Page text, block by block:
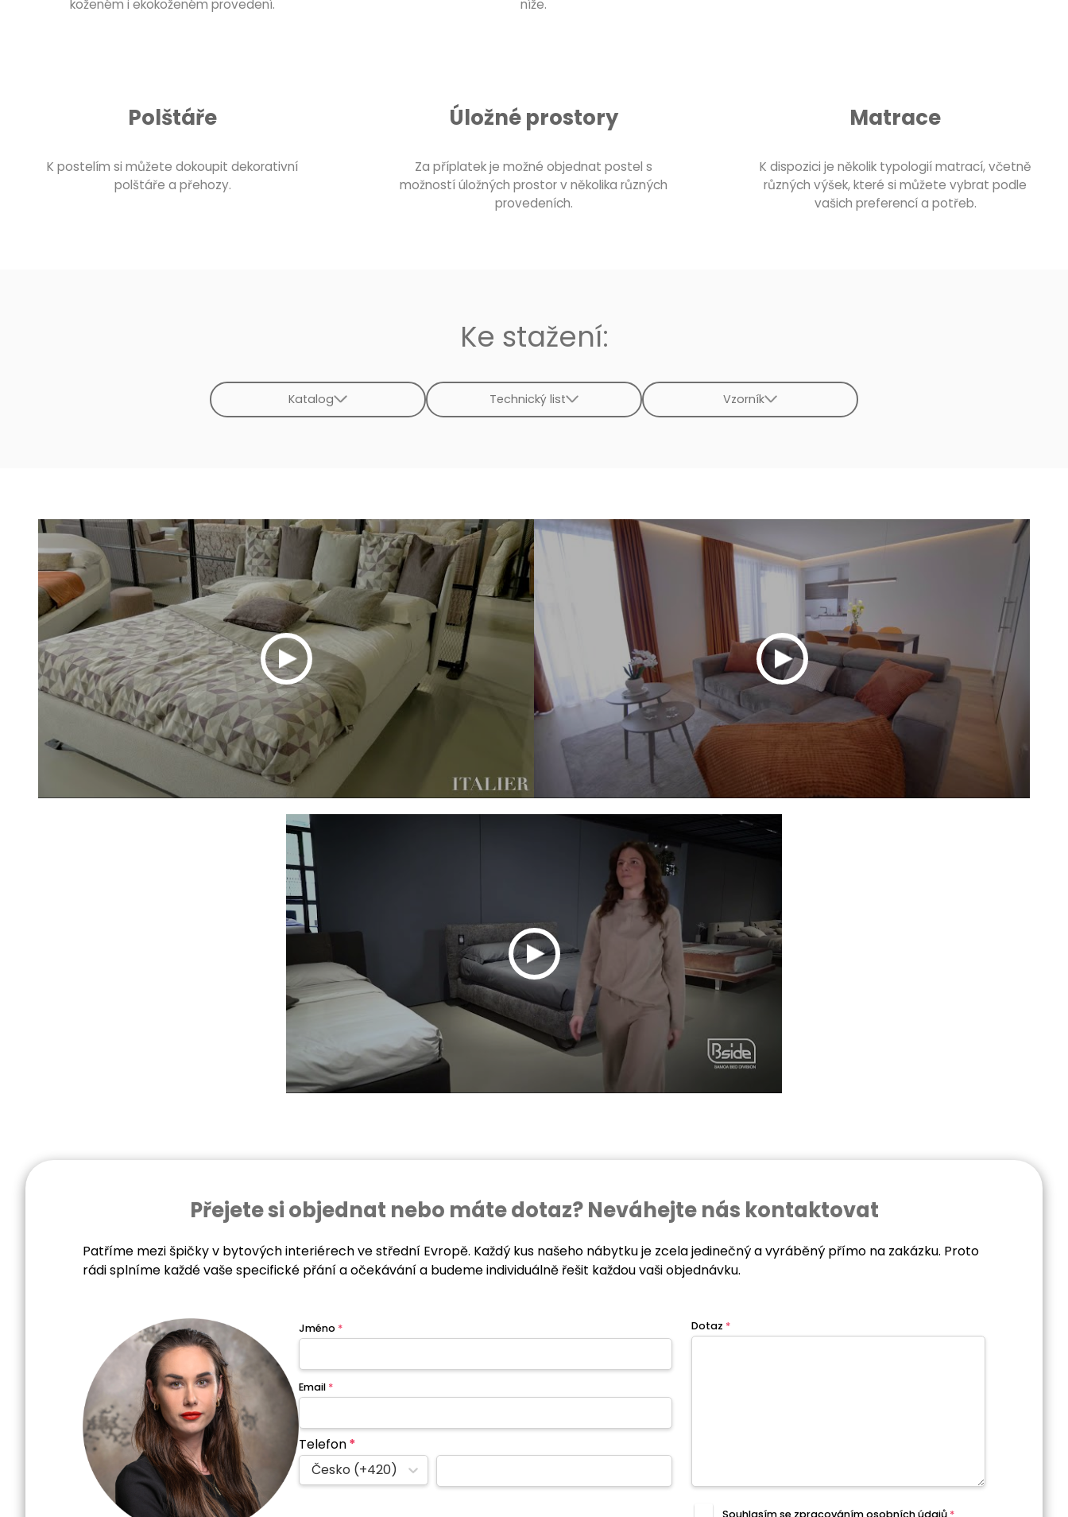
koženém i ekokoženém provedení.
níže.
Polštáře
K postelím si můžete dokoupit dekorativní
polštáře a přehozy.
Úložné prostory
Za příplatek je možné objednat postel s
možností úložných prostor v několika různých
provedeních.
Matrace
K dispozici je několik typologií matrací, včetně
různých výšek, které si můžete vybrat podle
vašich preferencí a potřeb.
Ke stažení:
Katalog Technický list Vzorník
Přejete si objednat nebo máte dotaz? Neváhejte nás kontaktovat
Patříme mezi špičky v bytových interiérech ve střední Evropě. Každý kus našeho nábytku je zcela jedinečný a vyráběný přímo na zakázku. Proto
rádi splníme každé vaše specifické přání a očekávání a budeme individuálně řešit každou vaši objednávku.
Jméno *
Email *
Telefon*
Česko (+420)
Dotaz *
Souhlasím se zpracovánímosobních údajů *